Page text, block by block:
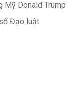
Mỹ Donald Trump
Đạo luật